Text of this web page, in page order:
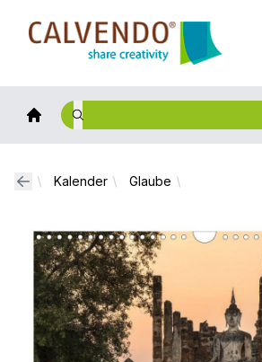
Calvendo
Kalender Glaube